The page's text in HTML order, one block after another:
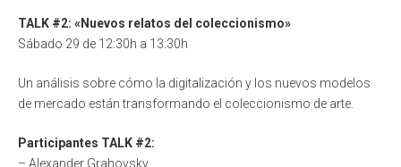
TALK #2: «Nuevos relatos del coleccionismo»
Sábado 29 de 12:30h a 13:30h
Un análisis sobre cómo la digitalización y los nuevos modelos
de mercado están transformando el coleccionismo de arte.
Participantes TALK #2:
– Alexander Grahovsky